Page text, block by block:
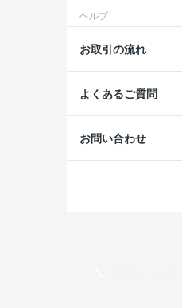
ヘルプ
お取引の流れ
よくあるご質問
お問い合わせ